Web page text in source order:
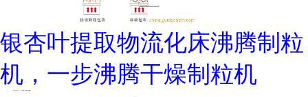
银杏叶提取物流化床沸腾制粒
机，一步沸腾干燥制粒机